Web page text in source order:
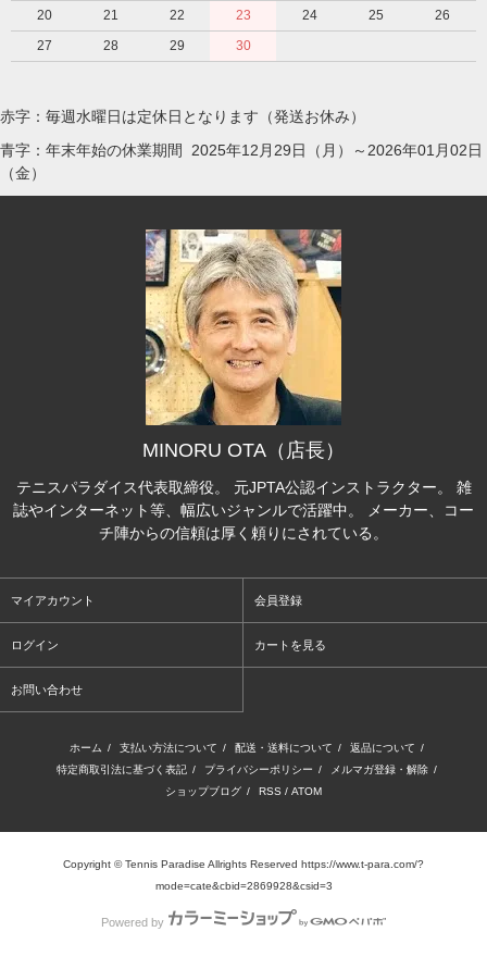
20
21 22 23 24 25
26
27
28 29 30
赤字：毎週水曜日は定休日となります（発送お休み）
青字：年末年始の休業期間 2025年12月29日（月）～2026年01月02日
（金）
MINORU OTA（店長）
テニスパラダイス代表取締役。 元JPTA公認インストラクター。 雑
誌やインターネット等、幅広いジャンルで活躍中。 メーカー、コー
チ陣からの信頼は厚く頼りにされている。
マイアカウント 会員登録
ログイン カートを見る
お問い合わせ
ホーム / 支払い方法について / 配送・送料について / 返品について /
特定商取引法に基づく表記 / プライバシーポリシー / メルマガ登録・解除 /
ショップブログ / RSS / ATOM
Copyright © Tennis Paradise Allrights Reserved https://www.t-para.com/?
mode=cate&cbid=2869928&csid=3
Powered by